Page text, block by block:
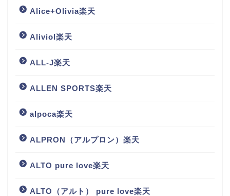
Alice+Olivia楽天
Aliviol楽天
ALL-J楽天
ALLEN SPORTS楽天
alpoca楽天
ALPRON（アルプロン）楽天
ALTO pure love楽天
ALTO（アルト） pure love楽天